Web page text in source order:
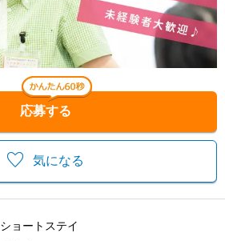
気になる
応募する
ショートステイ